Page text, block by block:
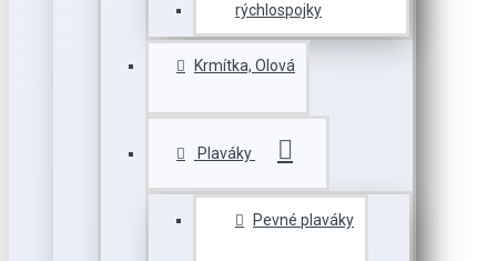
rýchlospojky
Krmítka, Olová
Plaváky
Pevné plaváky